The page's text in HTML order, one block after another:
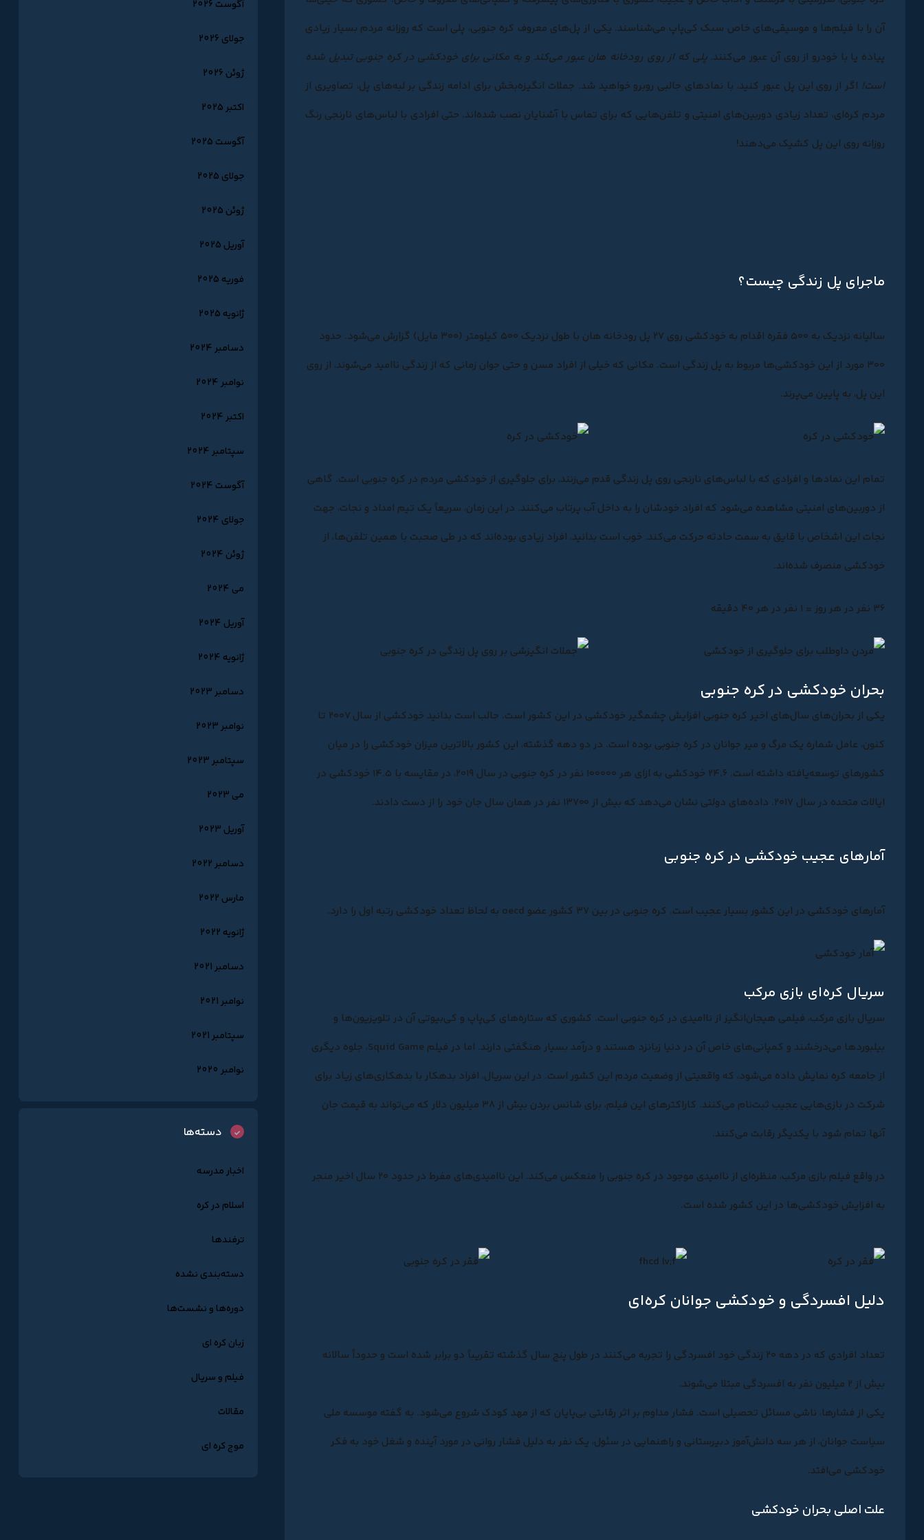
آن را با فیلم‌ها و موسیقی‌های خاص سبک کی‌پاپ می‌شناسند. یکی از پل‌های معروف کره جنوبی، پلی است که روزانه مردم بسیار زیادی
پیاده یا با خودرو از روی آن عبور می‌کنند. پلی که از روی رودخانه هان عبور می‌کند و به مکانی برای خودکشی در کره جنوبی تبدیل شده‌
است! اگر از روی این پل عبور کنید، با نمادهای جالبی روبرو خواهید شد. جملات انگیزه‌بخش برای ادامه زندگی بر لبه‌های پل، تصاویری از
مردم کره‌ای، تعداد زیادی دوربین‌های امنیتی و تلفن‌هایی که برای تماس با آشنایان نصب شده‌اند. حتی افرادی با لباس‌های نارنجی رنگ
روزانه روی این پل کشیک می‌دهند!
ماجرای پل زندگی چیست؟
سالیانه نزدیک به ۵۰۰ فقره اقدام به خودکشی روی ۲۷ پل رودخانه هان با طول نزدیک ۵۰۰ کیلومتر (۳۰۰ مایل) گزارش می‌شود.
حدود
۳۰۰ مورد از این خودکشی‌ها مربوط به پل زندگی است. مکانی که خیلی از افراد مسن و حتی جوان زمانی که از زندگی ناامید می‌شوند، از روی
این پل، به پایین می‌پرند.
تمام این نمادها و افرادی که با لباس‌های نارنجی روی پل زندگی قدم می‌زنند، برای جلوگیری از خودکشی مردم در کره جنوبی است. گاهی
از دوربین‌های امنیتی مشاهده می‌شود که افراد خودشان را به داخل آب پرتاب می‌کنند. در این زمان، سریعاً یک تیم امداد و نجات، جهت
نجات این اشخاص با قایق به سمت حادثه حرکت می‌کند. خوب است بدانید، افراد زیادی بوده‌اند که در طی صحبت با همین تلفن‌ها، از
خودکشی منصرف شده‌اند.
۳۶ نفر در هر روز = ۱ نفر در هر ۴۰ دقیقه
بحران خودکشی در کره جنوبی
یکی از بحران‌های سال‌های اخیر کره جنوبی افزایش چشمگیر خودکشی در این کشور است. جالب است بدانید
خودکشی از سال ۲۰۰۷ تا
کنون، عامل شماره یک مرگ و میر جوانان در کره جنوبی بوده است. در دو دهه گذشته، این کشور بالاترین میزان خودکشی را در میان
کشورهای توسعه‌یافته داشته است. ۲۴.۶ خودکشی
به ازای هر ۱۰۰۰۰۰ نفر در کره جنوبی در سال ۲۰۱۹، در مقایسه با ۱۴.۵ خودکشی در
ایالات متحده در سال ۲۰۱۷. داده‌های دولتی نشان می‌دهد که بیش از ۱۳۷۰۰ نفر در همان سال جان خود را از دست دادند.
آمارهای عجیب خودکشی در کره جنوبی
آمارهای خودکشی در این کشور بسیار عجیب است. کره جنوبی در بین ۳۷ کشور عضو oecd به لحاظ تعداد خودکشی رتبه اول را دارد.
سریال کره‌ای بازی مرکب
سریال بازی مرکب، فیلمی هیجان‌انگیز از ناامیدی در کره جنوبی است. کشوری که ستاره‌های کی‌پاپ و کی‌بیوتی آن در تلویزیون‌ها و
بیلبوردها می‌درخشند و کمپانی‌های خاص آن در دنیا زبانزد هستند و درآمد بسیار هنگفتی دارند. اما در فیلم Squid Game، جلوه دیگری
از جامعه کره نمایش داده می‌شود، که واقعیتی از وضعیت مردم این کشور است. در این سریال، افراد بدهکار با بدهکاری‌های زیاد برای
شرکت در بازی‌هایی عجیب ثبت‌نام می‌کنند. کاراکترهای این فیلم، برای شانس بردن بیش از ۳۸ میلیون دلار که می‌تواند به قیمت جان
آنها تمام شود با یکدیگر رقابت می‌کنند.
در واقع فیلم بازی مرکب، منظره‌ای از ناامیدی موجود در کره جنوبی را منعکس می‌کند. این ناامیدی‌های مفرط در حدود ۲۰ سال اخیر منجر
به افزایش خودکشی‌ها در این کشور شده است.
دلیل افسردگی و خودکشی جوانان کره‌ای
تعداد افرادی که در دهه ۲۰ زندگی خود افسردگی را تجربه می‌کنند در طول پنج سال گذشته تقریباً دو برابر شده است و حدوداً سالانه
بیش از ۲ میلیون نفر
به افسردگی مبتلا می‌شوند.
یکی از فشارها، ناشی مسائل تحصیلی است. فشار مداوم بر اثر رقابتی بی‌پایان که از مهد کودک شروع می‌شود. به گفته موسسه ملی
سیاست جوانان، از هر سه دانش‌آموز دبیرستانی و راهنمایی در سئول، یک نفر به دلیل فشار روانی در مورد آینده و شغل خود به فکر
خودکشی می‌افتد.
علت اصلی بحران خودکشی
آگوست 2026
جولای 2026
ژوئن 2026
اکتبر 2025
آگوست 2025
جولای 2025
ژوئن 2025
آوریل 2025
فوریه 2025
ژانویه 2025
دسامبر 2024
نوامبر 2024
اکتبر 2024
سپتامبر 2024
آگوست 2024
جولای 2024
ژوئن 2024
می 2024
آوریل 2024
ژانویه 2024
دسامبر 2023
نوامبر 2023
سپتامبر 2023
می 2023
آوریل 2023
دسامبر 2022
مارس 2022
ژانویه 2022
دسامبر 2021
نوامبر 2021
سپتامبر 2021
نوامبر 2020
دسته‌ها
اخبار مدرسه
اسلام در کره
ترفندها
دسته‌بندی نشده
دوره‌ها و نشست‌ها
زبان کره ای
فیلم و سریال
مقالات
موج کره ای